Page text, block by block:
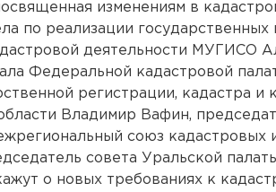
изменениям в
по реализации государственных
деятельности МУГИСО
Федеральной кадастровой
регистрации, кадастра и
Владимир Вафин,
союз кадастровых
совета Уральской
о новых требованиях к